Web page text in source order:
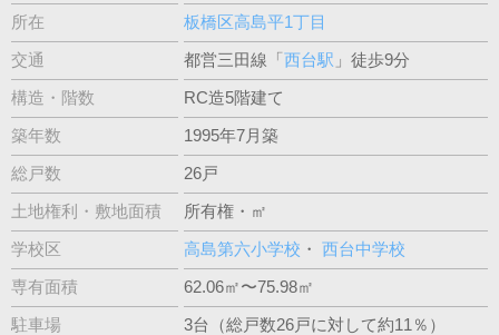
所在 板橋区高島平1丁目
交通 都営三田線「 西台駅 」徒歩9分
構造・階数 RC造5階建て
築年数 1995年7月築
総戸数 26戸
土地権利・敷地面積 所有権・㎡
学校区 高島第六小学校 ・ 西台中学校
専有面積 62.06㎡〜75.98㎡
駐車場 3台（総戸数26戸に対して約11％）